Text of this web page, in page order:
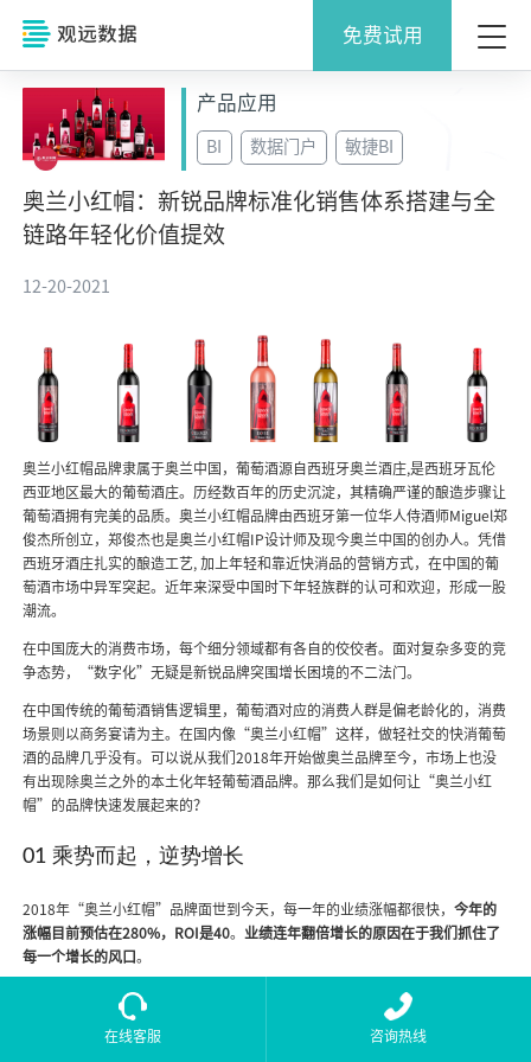
免费试用
产品应用
BI 数据门户 敏捷BI
奥兰小红帽：新锐品牌标准化销售体系搭建与全
链路年轻化价值提效
12-20-2021
奥兰小红帽品牌隶属于奥兰中国，葡萄酒源自西班牙奥兰酒庄,是西班牙瓦伦
西亚地区最大的葡萄酒庄。历经数百年的历史沉淀，其精确严谨的酿造步骤让
葡萄酒拥有完美的品质。奥兰小红帽品牌由西班牙第一位华人侍酒师Miguel郑
俊杰所创立，郑俊杰也是奥兰小红帽IP设计师及现今奥兰中国的创办人。凭借
西班牙酒庄扎实的酿造工艺, 加上年轻和靠近快消品的营销方式，在中国的葡
萄酒市场中异军突起。近年来深受中国时下年轻族群的认可和欢迎，形成一股
潮流。
在中国庞大的消费市场，每个细分领域都有各自的佼佼者。面对复杂多变的竞
争态势，“数字化”无疑是新锐品牌突围增长困境的不二法门。
在中国传统的葡萄酒销售逻辑里，葡萄酒对应的消费人群是偏老龄化的，消费
场景则以商务宴请为主。在国内像“奥兰小红帽”这样，做轻社交的快消葡萄
酒的品牌几乎没有。可以说从我们2018年开始做奥兰品牌至今，市场上也没
有出现除奥兰之外的本土化年轻葡萄酒品牌。那么我们是如何让“奥兰小红
帽”的品牌快速发展起来的？
01 乘势而起，逆势增长
2018年“奥兰小红帽”品牌面世到今天，每一年的业绩涨幅都很快，今年的
涨幅目前预估在280%，ROI是40。 业绩连年翻倍增长的原因在于我们抓住了
每一个增长的风口 。
2014年奥兰开始中国业务的时候，很多新兴渠道正在崛起，尤其是电商类渠
道势头强盛，于是我们
参与了第一届天猫酒水节以及京东等电商渠道相关的消
。我们发现了很多的
，但当时我们还在做OEM、ODM的订
在线客服 咨询热线